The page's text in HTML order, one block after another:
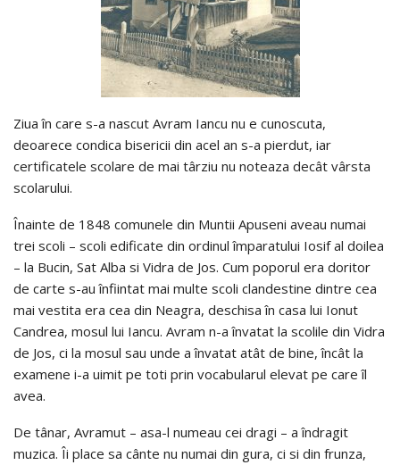
Ziua în care s-a nascut Avram Iancu nu e cunoscuta,
deoarece condica bisericii din acel an s-a pierdut, iar
certificatele scolare de mai târziu nu noteaza decât vârsta
scolarului.
Înainte de 1848 comunele din Muntii Apuseni aveau numai
trei scoli – scoli edificate din ordinul împaratului Iosif al doilea
– la Bucin, Sat Alba si Vidra de Jos. Cum poporul era doritor
de carte s-au înfiintat mai multe scoli clandestine dintre cea
mai vestita era cea din Neagra, deschisa în casa lui Ionut
Candrea, mosul lui Iancu. Avram n-a învatat la scolile din Vidra
de Jos, ci la mosul sau unde a învatat atât de bine, încât la
examene i-a uimit pe toti prin vocabularul elevat pe care îl
avea.
De tânar, Avramut – asa-l numeau cei dragi – a îndragit
muzica. Îi place sa cânte nu numai din gura, ci si din frunza,